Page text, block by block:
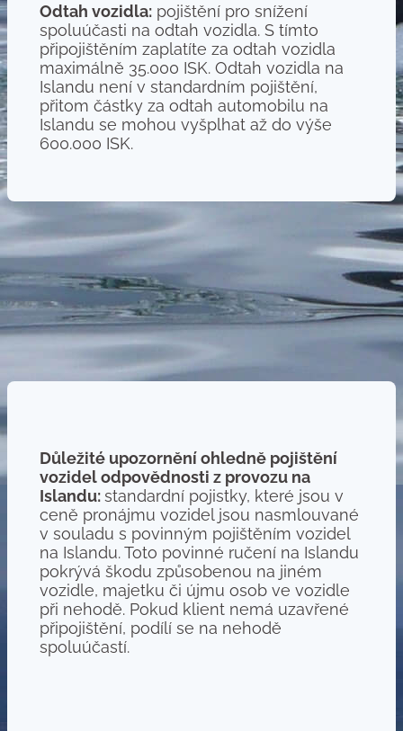
Odtah vozidla: pojištění pro snížení
spoluúčasti na odtah vozidla. S tímto
připojištěním zaplatíte za odtah vozidla
maximálně 35.000 ISK. Odtah vozidla na
Islandu není v standardním pojištění,
přitom částky za odtah automobilu na
Islandu se mohou vyšplhat až do výše
600.000 ISK.
Důležité upozornění ohledně pojištění
vozidel odpovědnosti z provozu na
Islandu:standardní pojistky, které jsou v
ceně pronájmu vozidel jsou nasmlouvané
v souladu s povinným pojištěním vozidel
na Islandu. Toto povinné ručení na Islandu
pokrývá škodu způsobenou na jiném
vozidle, majetku či újmu osob ve vozidle
při nehodě. Pokud klient nemá uzavřené
připojištění, podílí se na nehodě
spoluúčastí.